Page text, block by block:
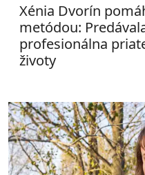
Xénia Dvorín
metódou:
profesionálna
životy